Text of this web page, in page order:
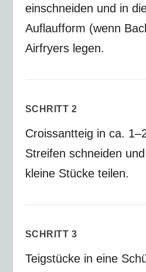
einschneiden und in
Auflaufform (wenn
Airfryers legen.
SCHRITT 2
Croissantteig in ca.
Streifen schneiden
kleine Stücke teilen.
SCHRITT 3
Teigstücke in eine